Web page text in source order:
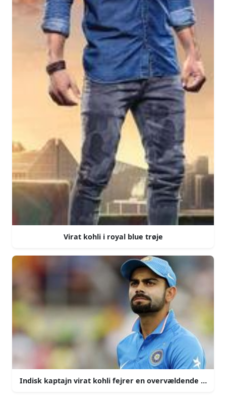
Virat kohli i royal blue trøje
Indisk kaptajn virat kohli fejrer en overvældende sejr